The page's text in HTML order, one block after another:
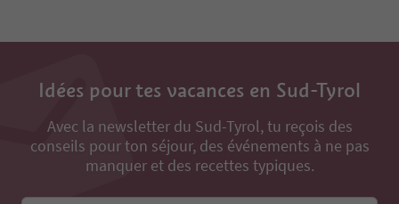
Idées pour tes vacances en Sud-Tyrol
Avec la newsletter du Sud-Tyrol, tu reçois des
conseils pour ton séjour, des événements à ne pas
manquer et des recettes typiques.